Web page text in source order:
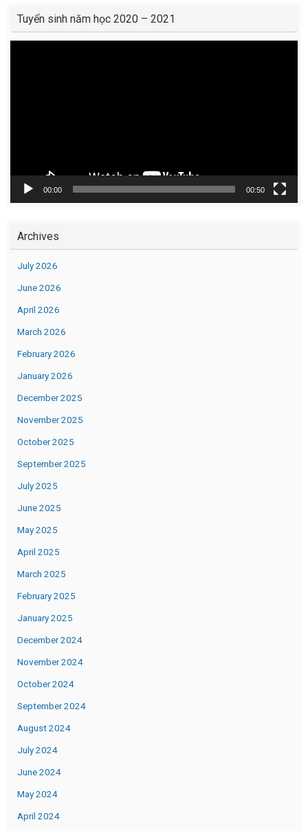
Tuyển sinh năm học 2020 – 2021
00:00 00:50
Archives
July 2026
June 2026
April 2026
March 2026
February 2026
January 2026
December 2025
November 2025
October 2025
September 2025
July 2025
June 2025
May 2025
April 2025
March 2025
February 2025
January 2025
December 2024
November 2024
October 2024
September 2024
August 2024
July 2024
June 2024
May 2024
April 2024